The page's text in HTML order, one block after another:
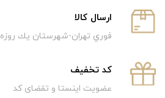
ارسال كالا
فوري تهران-شهرستان يك روزه
كد تخفيف
عضویت اینستا و تقضای کد